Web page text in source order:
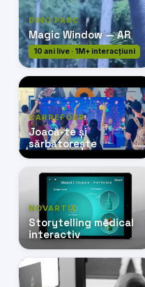
DINO PARC
Magic Window — AR
10 ani live · 1M+ interacțiuni
CARREFOUR
Joacă-te și
sărbătorește
NOVARTIS
Storytelling medical
interactiv